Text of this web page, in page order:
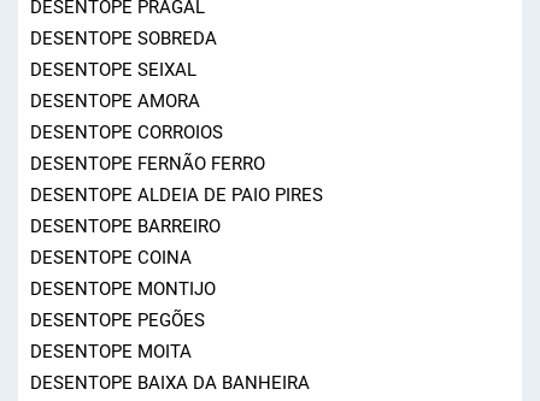
DESENTOPE PRAGAL
DESENTOPE SOBREDA
DESENTOPE SEIXAL
DESENTOPE AMORA
DESENTOPE CORROIOS
DESENTOPE FERNÃO FERRO
DESENTOPE ALDEIA DE PAIO PIRES
DESENTOPE BARREIRO
DESENTOPE COINA
DESENTOPE MONTIJO
DESENTOPE PEGÕES
DESENTOPE MOITA
DESENTOPE BAIXA DA BANHEIRA